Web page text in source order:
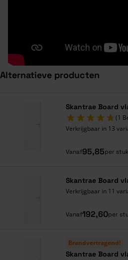
Alternatieve producten
Skantrae Board
(1
Verkrijgbaar in 13
Vanaf95,85per stuk
Skantrae Board
Verkrijgbaar in 11
Vanaf192,60per
Brandvertragend!
Skantrae Board